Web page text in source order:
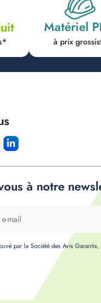
Matériel
à prix
à notre
par la Société des Avis Garantis,